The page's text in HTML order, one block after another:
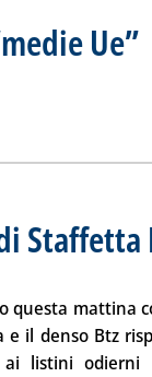
Ue”..
“medie Ue”'
Staffetta
questa mattina
e il denso Btz
ai listini